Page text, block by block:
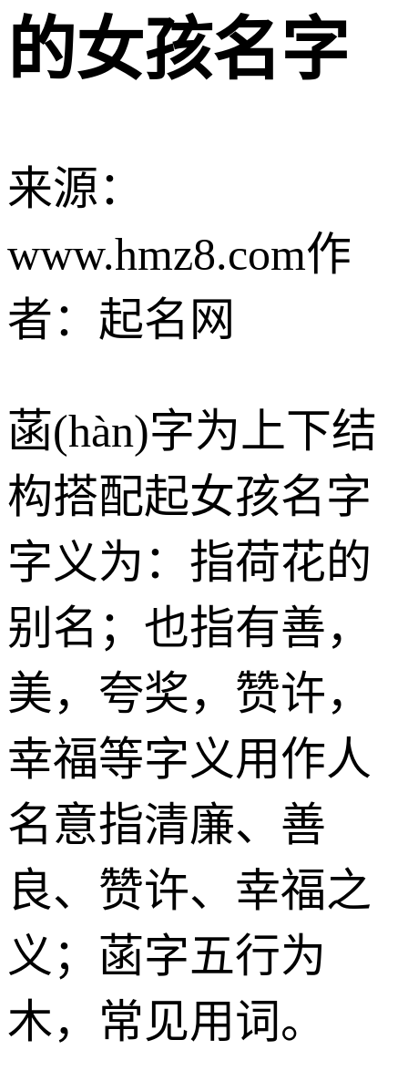
的女孩名字
来源：
www.hmz8.com作
者：起名网
菡(hàn)字为上下结
构搭配起女孩名字
字义为：指荷花的
别名；也指有善，
美，夸奖，赞许，
幸福等字义用作人
名意指清廉、善
良、赞许、幸福之
义；菡字五行为
木，常见用词。